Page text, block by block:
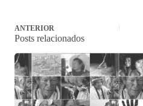
ANTERIOR
Posts relacionados